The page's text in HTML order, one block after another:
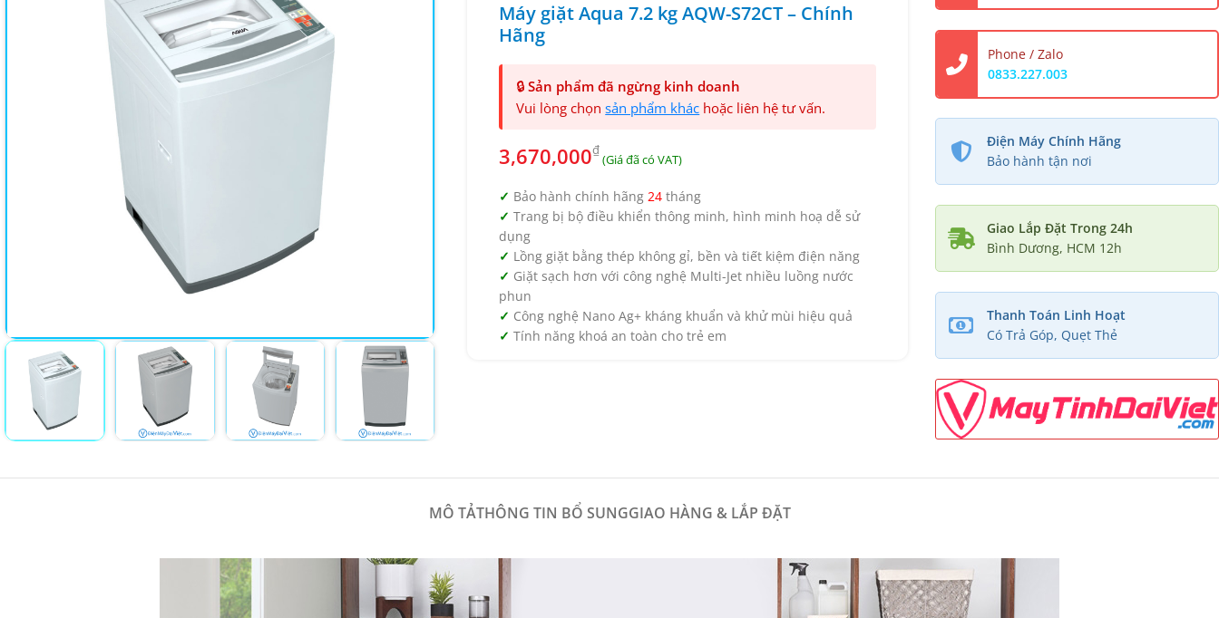
Máy giặt Aqua 7.2 kg AQW-S72CT – Chính
Hãng
🔒Sản phẩm đã ngừng kinh doanh
Vui lòng chọnsản phẩm khác hoặc liên hệ tư vấn.
3,670,000₫
Bảo hành chính hãng24 tháng
Trang bị bộ điều khiển thông minh, hình minh hoạ dễ sử
dụng
Lồng giặt bằng thép không gỉ, bền và tiết kiệm điện năng
Giặt sạch hơn với công nghệ Multi-Jet nhiều luồng nước
phun
Công nghệ Nano Ag+ kháng khuẩn và khử mùi hiệu quả
Tính năng khoá an toàn cho trẻ em
Phone / Zalo
0833.227.003
Điện Máy Chính Hãng
Bảo hành tận nơi
Giao Lắp Đặt Trong 24h
Bình Dương, HCM 12h
Thanh Toán Linh Hoạt
Có Trả Góp, Quẹt Thẻ
MÔ TẢTHÔNG TIN BỔ SUNGGIAO HÀNG & LẮP ĐẶT